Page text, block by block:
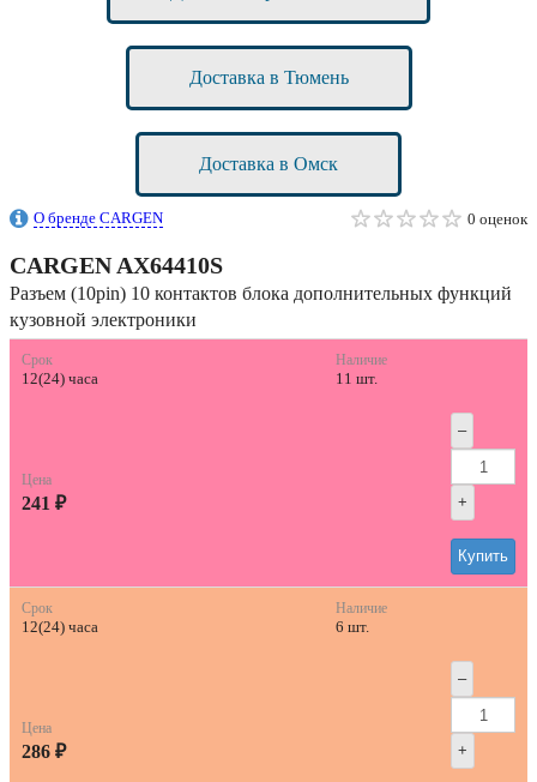
Доставка в Тюмень
Доставка в Омск
О бренде CARGEN 0 оценок
CARGENAX64410S
Разъем (10pin) 10 контактов блока дополнительных функций
кузовной электроники
Срок
12(24) часа
Наличие
11 шт.
Цена
241 ₽
–
+
Купить
Срок
12(24) часа
Наличие
6 шт.
Цена
286 ₽
–
+